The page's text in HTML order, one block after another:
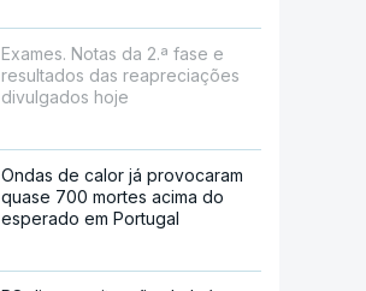
Exames. Notas da 2.ª fase e
resultados das reapreciações
divulgados hoje
Ondas de calor já provocaram
quase 700 mortes acima do
esperado em Portugal